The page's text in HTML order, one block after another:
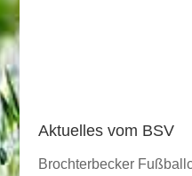
Aktuelles vom BSV
Brochterbecker